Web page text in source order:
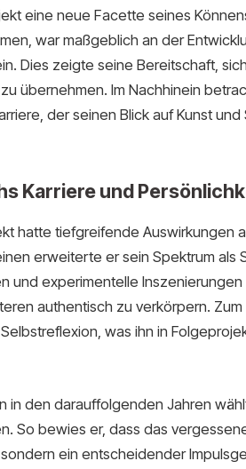
eine neue Facette seines
war maßgeblich an der
Dies zeigte seine Bereitschaft,
übernehmen. Im Nachhinein
der seinen Blick auf Kunst und
Karriere und
hatte tiefgreifende Auswirkungen
erweiterte er sein Spektrum als
und experimentelle Inszenierungen
authentisch zu verkörpern.
was ihn in
in den darauffolgenden Jahren
So bewies er, dass das
ein entscheidender